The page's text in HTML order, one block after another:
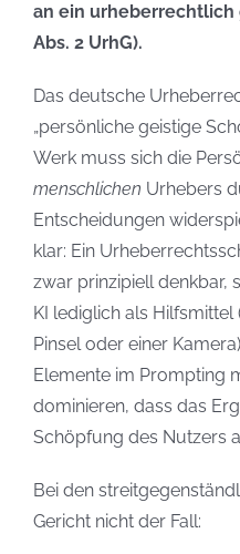
an ein urheberrechtlich
Abs. 2 UrhG).
Das deutsche
„persönliche geistige
Werk muss sich die
menschlichen Urhebers
Entscheidungen
klar: Ein
zwar prinzipiell denkbar,
KI lediglich als
Pinsel oder einer
Elemente im Prompting
dominieren, dass das
Schöpfung des Nutzers
Bei den
Gericht nicht der Fall: